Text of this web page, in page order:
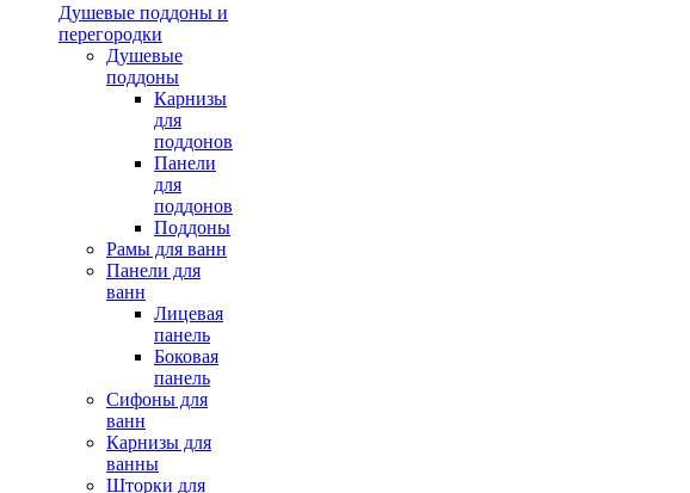
Душевые поддоны и
перегородки
Душевые
поддоны
Карнизы
для
поддонов
Панели
для
поддонов
Поддоны
Рамы для ванн
Панели для
ванн
Лицевая
панель
Боковая
панель
Сифоны для
ванн
Карнизы для
ванны
Шторки для